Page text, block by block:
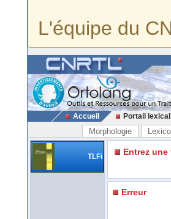
L'équipe du
Accueil Portail lexical
Morphologie
TLFi Entrez une
Erreur